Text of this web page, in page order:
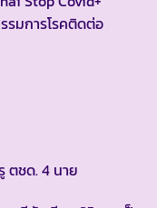
รมการโรคติดต่อ
ชด. 4 นาย